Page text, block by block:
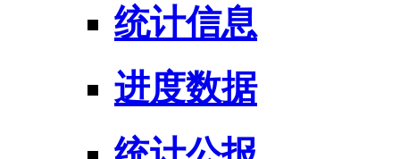
统计信息
进度数据